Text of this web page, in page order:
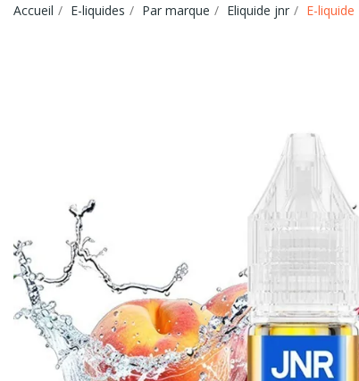
Accueil E-liquides Par marque Eliquide jnr E-